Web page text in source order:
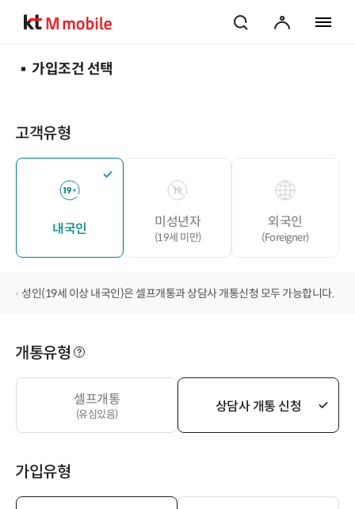
검색
마이페이지
가입조건 선택
고객유형
내국인 미성년자
(19세 미만)
외국인
(Foreigner)
성인(19세 이상 내국인)은 셀프개통과 상담사 개통신청 모두 가능합니다.
개통유형
셀프개통
(유심있음) 상담사 개통 신청
가입유형